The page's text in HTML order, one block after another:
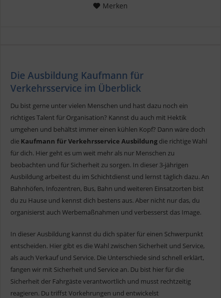
Merken
Die Ausbildung Kaufmann für
Verkehrsservice im Überblick
Du bist gerne unter vielen Menschen und hast dazu noch ein
richtiges Talent für Organisation? Kannst du auch mit Hektik
umgehen und behältst immer einen kühlen Kopf? Dann wäre doch
die Kaufmann für Verkehrsservice Ausbildung die richtige Wahl
für dich. Hier geht es um weit mehr als nur Menschen zu
beobachten und für Sicherheit zu sorgen. In dieser 3-jährigen
Ausbildung arbeitest du im Schichtdienst und lernst täglich dazu. An
Bahnhöfen, Infozentren, Bus, Bahn und weiteren Einsatzorten bist
du zu Hause und kennst dich bestens aus. Aber nicht nur das, du
organisierst auch Werbemaßnahmen und verbesserst das Image.
In dieser Ausbildung kannst du dich später für einen Schwerpunkt
entscheiden. Hier gibt es die Wahl zwischen Sicherheit und Service,
als auch Verkauf und Service. Die Unterschiede sind schnell erklärt,
fangen wir mit Sicherheit und Service an. Du bist hier für die
Sicherheit der Fahrgäste verantwortlich und musst rechtzeitig
reagieren. Du triffst Vorkehrungen und entwickelst